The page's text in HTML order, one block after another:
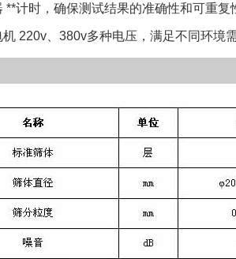
时，确保测试结果的准确性和可重复
、380v多种电压，满足不同环境需